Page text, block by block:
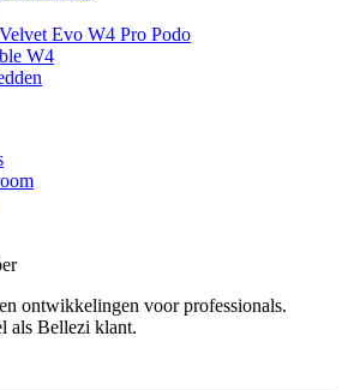
Evo W4 Pro Podo
W4
ontwikkelingen voor professionals.
als Bellezi klant.